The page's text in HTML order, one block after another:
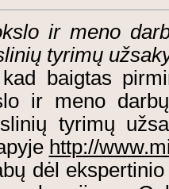
ir meno
tyrimų
kad baigtas
ir meno
tyrimų
http://
dėl